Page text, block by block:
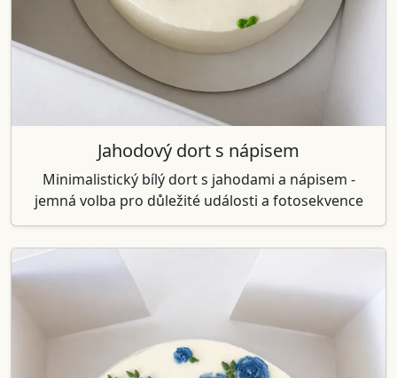
Jahodový dort s nápisem
Minimalistický bílý dort s jahodami a nápisem -
jemná volba pro důležité události a fotosekvence